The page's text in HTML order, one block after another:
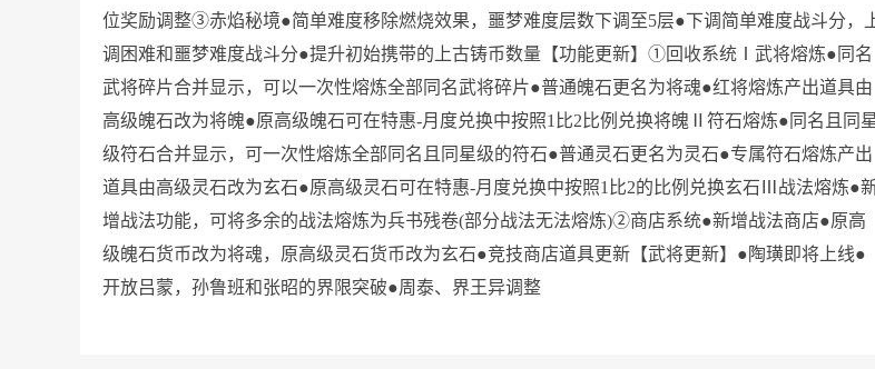
位奖励调整③赤焰秘境●简单难度移除燃烧效果，噩梦难度层数下调至5层●下调简单难度战斗分，
调困难和噩梦难度战斗分●提升初始携带的上古铸币数量【功能更新】①回收系统Ⅰ武将熔炼●同名
武将碎片合并显示，可以一次性熔炼全部同名武将碎片●普通魄石更名为将魂●红将熔炼产出道具由
高级魄石改为将魄●原高级魄石可在特惠-月度兑换中按照1比2比例兑换将魄Ⅱ符石熔炼●同名且同星
级符石合并显示，可一次性熔炼全部同名且同星级的符石●普通灵石更名为灵石●专属符石熔炼产出
道具由高级灵石改为玄石●原高级灵石可在特惠-月度兑换中按照1比2的比例兑换玄石Ⅲ战法熔炼●
增战法功能，可将多余的战法熔炼为兵书残卷(部分战法无法熔炼)②商店系统●新增战法商店●原高
级魄石货币改为将魂，原高级灵石货币改为玄石●竞技商店道具更新【武将更新】●陶璜即将上线●
开放吕蒙，孙鲁班和张昭的界限突破●周泰、界王异调整